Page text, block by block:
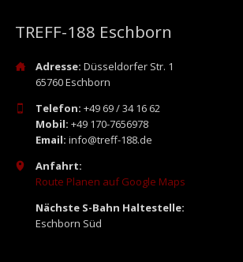
TREFF-188 Eschborn
Adresse: Düsseldorfer Str. 1
65760 Eschborn
Telefon: +49 69 / 34 16 62
Mobil: +49 170-7656978
Email: info@treff-188.de
Anfahrt:
Route Planen auf Google Maps
Nächste S-Bahn Haltestelle:
Eschborn Süd